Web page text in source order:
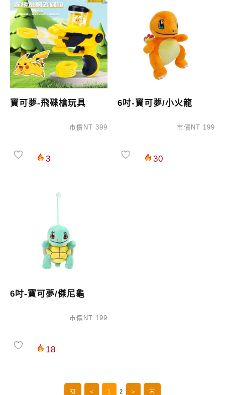
寶可夢-飛碟槍玩具
市價NT 399
3
6吋-寶可夢/小火龍
市價NT 199
30
6吋-寶可夢/傑尼龜
市價NT 199
18
初 < 1 2 > 末